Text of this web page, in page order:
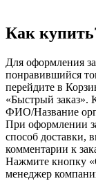
Как
Для оформления
понравившийся
перейдите в
«Быстрый заказ».
ФИО/Название
При оформлении
способ доставки,
комментарии к
Нажмите кнопку
менеджер